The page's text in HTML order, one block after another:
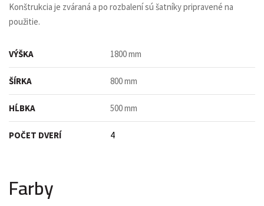
Konštrukcia je zváraná a po rozbalení sú šatníky pripravené na
použitie.
VÝŠKA 1800 mm
ŠÍRKA 800 mm
HĹBKA 500 mm
POČET DVERÍ 4
Farby